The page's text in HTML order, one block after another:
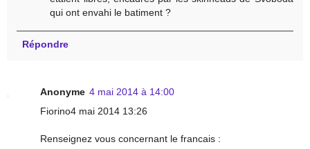
qui ont envahi le batiment ?
Répondre
Anonyme 4 mai 2014 à 14:00
Fiorino4 mai 2014 13:26
Renseignez vous concernant le francais :